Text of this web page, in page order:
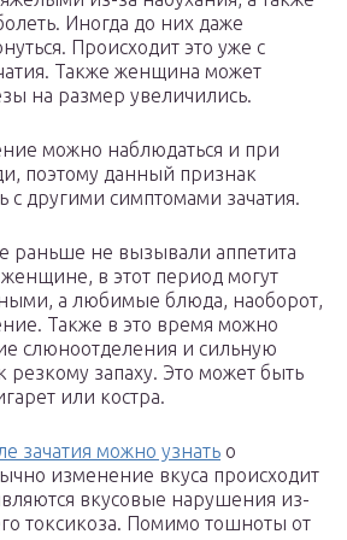
Иногда до них даже
Происходит это уже с
Также женщина может
на размер увеличились.
можно наблюдаться и при
поэтому данный признак
с другими симптомами зачатия.
раньше не вызывали аппетита
в этот период могут
а любимые блюда, наоборот,
Также в это время можно
слюноотделения и сильную
резкому запаху. Это может быть
или костра.
зачатия можно узнать о
изменение вкуса происходит
вкусовые нарушения из-
токсикоза. Помимо тошноты от